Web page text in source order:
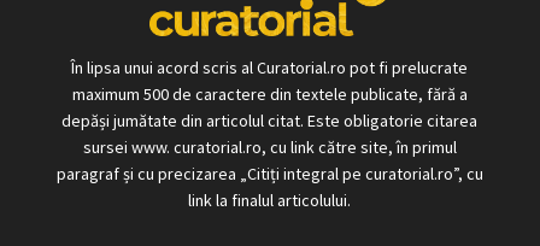
În lipsa unui acord scris al Curatorial.ro pot fi prelucrate
maximum 500 de caractere din textele publicate, fără a
depăși jumătate din articolul citat. Este obligatorie citarea
sursei www. curatorial.ro, cu link către site, în primul
paragraf și cu precizarea „Citiți integral pe curatorial.ro”, cu
link la finalul articolului.